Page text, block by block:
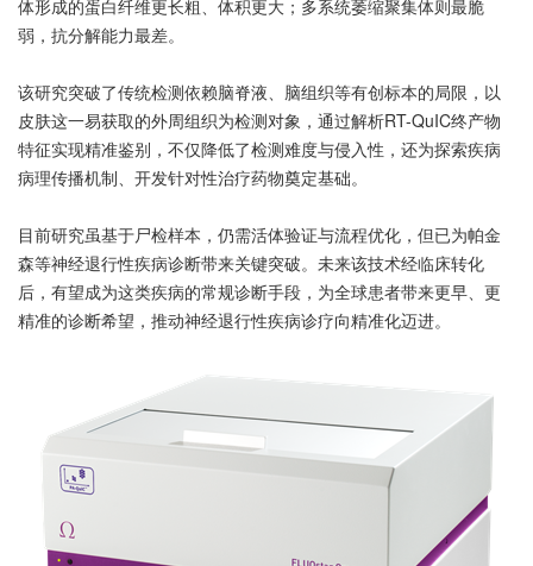
体形成的蛋白纤维更长粗、体积更大；多系统萎缩聚集体则最脆
弱，抗分解能力最差。
该研究突破了传统检测依赖脑脊液、脑组织等有创标本的局限，以
皮肤这一易获取的外周组织为检测对象，通过解析RT-QuIC终产物
特征实现精准鉴别，不仅降低了检测难度与侵入性，还为探索疾病
病理传播机制、开发针对性治疗药物奠定基础。
目前研究虽基于尸检样本，仍需活体验证与流程优化，但已为帕金
森等神经退行性疾病诊断带来关键突破。未来该技术经临床转化
后，有望成为这类疾病的常规诊断手段，为全球患者带来更早、更
精准的诊断希望，推动神经退行性疾病诊疗向精准化迈进。